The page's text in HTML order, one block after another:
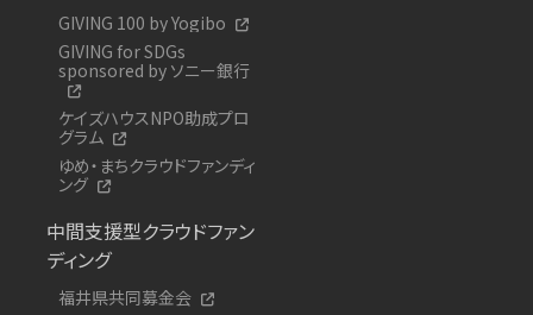
GIVING 100 by Yogibo
GIVING for SDGs
sponsored by ソニー銀行
ケイズハウスNPO助成プロ
グラム
ゆめ・まちクラウドファンディ
ング
中間支援型クラウドファン
ディング
福井県共同募金会